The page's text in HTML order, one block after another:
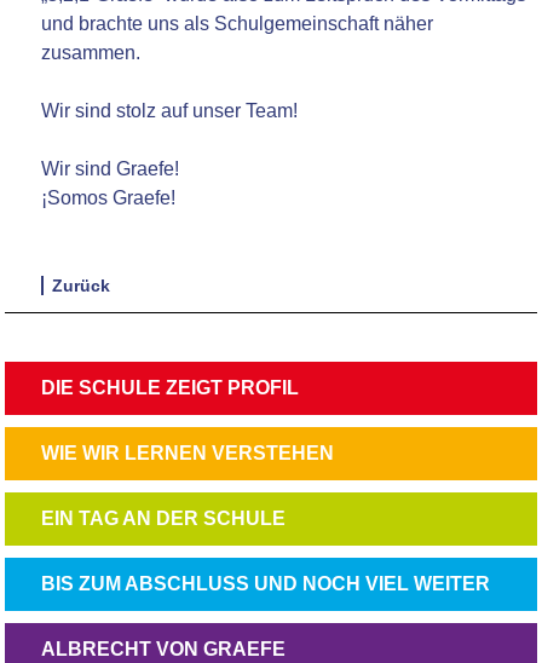
und brachte uns als Schulgemeinschaft näher
zusammen.
Wir sind stolz auf unser Team!
Wir sind Graefe!
¡Somos Graefe!
Zurück
NAVIGATION
ÜBERSPRINGEN
DIE SCHULE ZEIGT PROFIL
NAVIGATION
ÜBERSPRINGEN
WIE WIR LERNEN VERSTEHEN
NAVIGATION
ÜBERSPRINGEN
EIN TAG AN DER SCHULE
NAVIGATION
ÜBERSPRINGEN
BIS ZUM ABSCHLUSS UND NOCH VIEL WEITER
NAVIGATION
ALBRECHT VON GRAEFE